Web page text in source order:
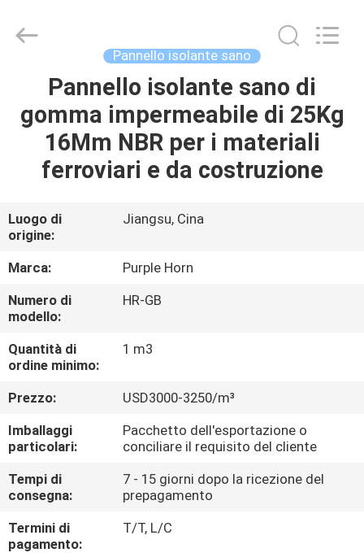
CASA
PRODOTTI
NOI
GIRO
DELLA
FABBRICA
CONTROLLO
DI
QUALITÀ
CONTATTICI
BLOG
Pannello isolante sano
Pannello isolante sano di
gomma impermeabile di 25Kg
16Mm NBR per i materiali
ferroviari e da costruzione
Luogo di
origine:
Jiangsu, Cina
Marca:
Purple Horn
Numero di
modello:
HR-GB
Quantità di
ordine minimo:
1 m3
Prezzo:
USD3000-3250/m³
Imballaggi
particolari:
Pacchetto dell'esportazione o
conciliare il requisito del cliente
Tempi di
consegna:
7 - 15 giorni dopo la ricezione del
prepagamento
Termini di
pagamento:
T/T, L/C